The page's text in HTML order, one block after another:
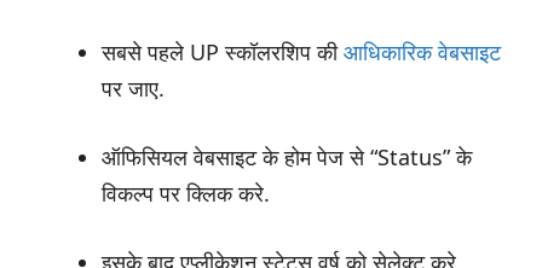
सबसे पहले UP स्कॉलरशिप कीआधिकारिक वेबसाइट
पर जाए.
ऑफिसियल वेबसाइट के होम पेज से “Status” के
विकल्प पर क्लिक करे.